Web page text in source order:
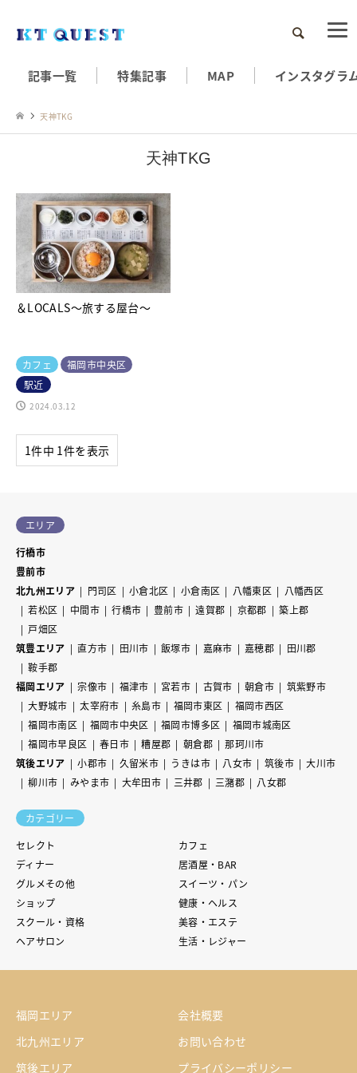
検索
記事一覧 特集記事 MAP インスタグラ
天神TKG
天神TKG
＆LOCALS～旅する屋台～
カフェ
福岡市中央区
駅近
2024.03.12
1件中 1件を表示
エリア
行橋市
豊前市
北九州エリア
門司区 小倉北区 小倉南区 八幡東区
八幡西区
若松区
中間市 行橋市 豊前市 遠賀郡 京都郡
築上郡
戸畑区
筑豊エリア
直方市 田川市 飯塚市 嘉麻市 嘉穂郡
田川郡
鞍手郡
福岡エリア
宗像市 福津市 宮若市 古賀市 朝倉市
筑紫野市
大野城市
太宰府市 糸島市 福岡市東区
福岡市西区
福岡市南区
福岡市中央区 福岡市博多区
福岡市城南区
福岡市早良区
春日市 糟屋郡 朝倉郡
那珂川市
筑後エリア
小郡市 久留米市 うきは市 八女市 筑後市
大川市
柳川市
みやま市 大牟田市 三井郡 三潴郡 八女郡
カテゴリー
セレクト
カフェ
ディナー
居酒屋・BAR
グルメその他
スイーツ・パン
ショップ
健康・ヘルス
スクール・資格
美容・エステ
ヘアサロン
生活・レジャー
福岡エリア
北九州エリア
筑後エリア
会社概要
お問い合わせ
プライバシーポリシー